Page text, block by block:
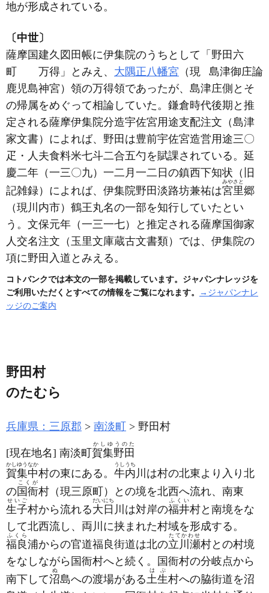
地が形成されている。
〔中世〕
薩摩国建久図田帳に伊集院のうちとして「野田六
町
島津御庄論
万得」とみえ、 大隅正八幡宮 （現
鹿児島神宮） 領の万得領であったが、島津庄側とそ
の帰属をめぐって相論していた。鎌倉時代後期と推
定される薩摩伊集院分造宇佐宮用途支配注文 （島津
家文書） によれば、野田は豊前宇佐宮造営用途三〇
疋・人夫食料米七斗二合五勺を賦課されている。延
慶二年 （一三〇九） 一二月一二日の鎮西下知状 （旧
記雑録） によれば、伊集院野田淡路坊兼祐は宮里
みやさと
郷
（現川内市） 鶴王丸名の一部を知行していたとい
う。文保元年 （一三一七）
と推定される薩摩国御家
人交名注文 （玉里文庫蔵古文書類） では、伊集院の
項に野田入道とみえる。
コトバンクでは本文の一部を掲載しています。ジャパンナレッジを
ご利用いただくとすべての情報をご覧になれます。
→ジャパンナレ
ッジのご案内
野田村
のたむら
兵庫県：三原郡 南淡町 野田村
[現在地名] 南淡町 賀集野田
かしゆうのた
賀集中
かしゆうなか
村の東にある。 牛内
うしうち
川は村の北東より入り北
の国衙
こくが
村 （現三原町）
との境を北西へ流れ、南東
生子
せいご
村から流れる大日
だいにち
川は対岸の福井
ふくい
村と南境をな
して北西流し、両川に挟まれた村域を形成する。
福良
ふくら
浦からの官道福良街道は北の立川瀬
たてかわせ
村との村境
をなしながら国衙村へと続く。国衙村の分岐点から
南下して沼
ぬ
島への渡場がある土生
はぶ
村への脇街道を沼